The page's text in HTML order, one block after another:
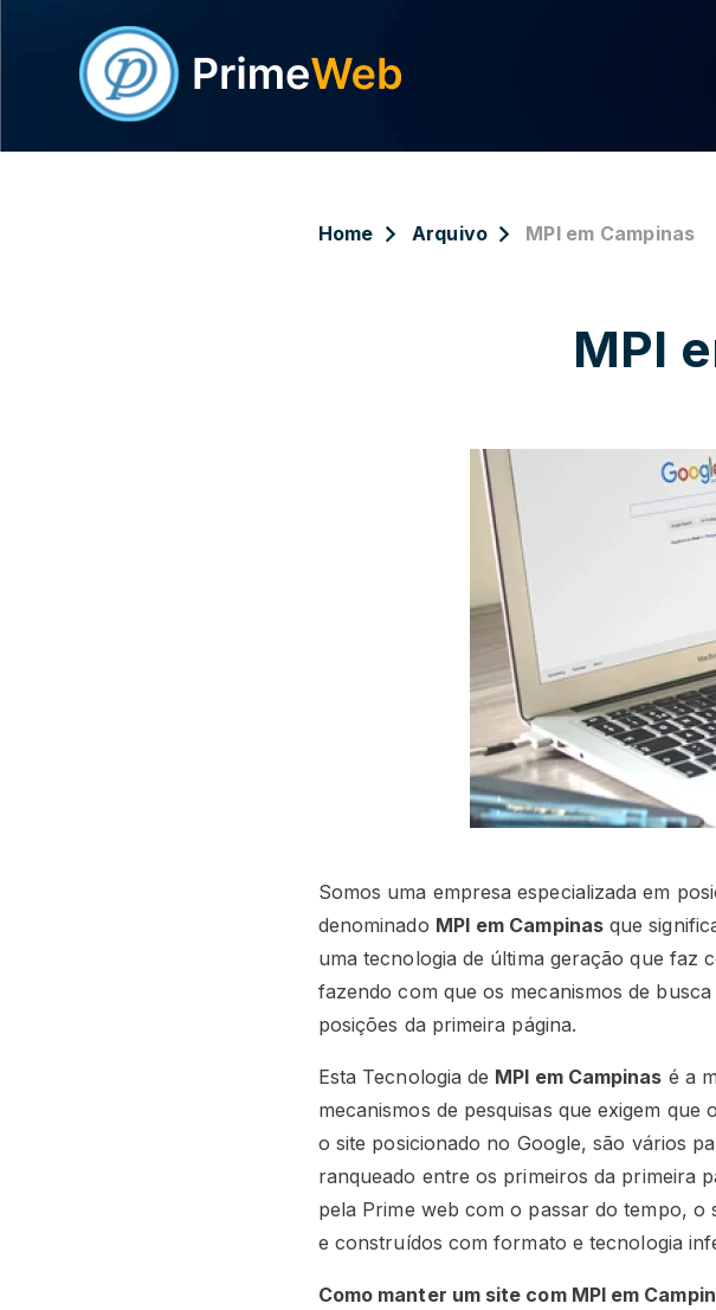
Home Arquivo MPI em Campinas
MPI
Somos uma empresa especializada em
denominado MPI em Campinasque
uma tecnologia de última geração que faz
fazendo com que os mecanismos de
posições da primeira página.
Esta Tecnologia de MPI em Campinas é a
mecanismos de pesquisas que exigem
o site posicionado no Google, são vários
ranqueado entre os primeiros da primeira
pela Prime web com o passar do tempo, o
e construídos com formato e tecnologia
Como manter um site com MPI em